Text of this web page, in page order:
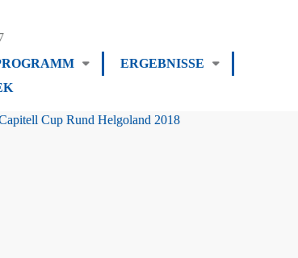
ERGEBNISSE